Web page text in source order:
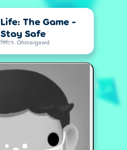
Life: The Game -
Stay Safe
নির্মানে- Ohmaigawd